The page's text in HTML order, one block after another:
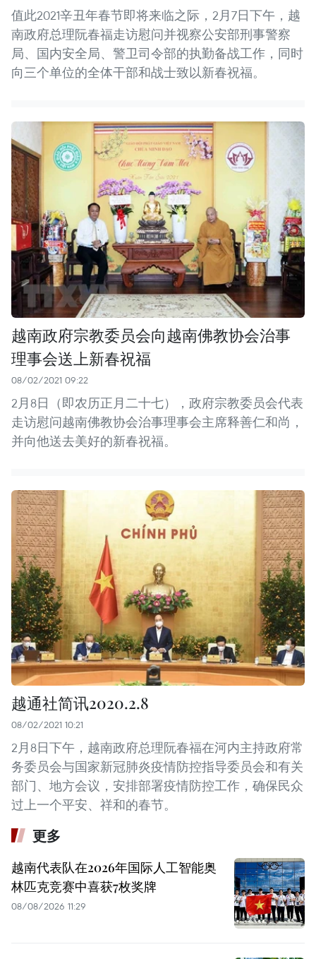
值此2021辛丑年春节即将来临之际，2月7日下午，越
南政府总理阮春福走访慰问并视察公安部刑事警察
局、国内安全局、警卫司令部的执勤备战工作，同时
向三个单位的全体干部和战士致以新春祝福。
越南政府宗教委员会向越南佛教协会治事
理事会送上新春祝福
08/02/2021 09:22
2月8日（即农历正月二十七），政府宗教委员会代表
走访慰问越南佛教协会治事理事会主席释善仁和尚，
并向他送去美好的新春祝福。
越通社简讯2020.2.8
08/02/2021 10:21
2月8日下午，越南政府总理阮春福在河内主持政府常
务委员会与国家新冠肺炎疫情防控指导委员会和有关
部门、地方会议，安排部署疫情防控工作，确保民众
过上一个平安、祥和的春节。
更多
越南代表队在2026年国际人工智能奥
林匹克竞赛中喜获7枚奖牌
08/08/2026 11:29